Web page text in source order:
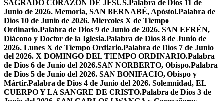
SAGRADO CORAZÓN DE JESÚS.Palabra de Dios 11 de
Junio de 2026. Memoria, SAN BERNABÉ, Apóstol.Palabra de
Dios 10 de Junio de 2026. Miercoles X de Tiempo
Ordinario.Palabra de Dios 9 de Junio de 2026. SAN EFRÉN,
Diácono y Doctor de la Iglesia.Palabra de Dios 8 de Junio de
2026. Lunes X de Tiempo Ordiario.Palabra de Dios 7 de Junio
del 2026. X DOMINGO DEL TIEMPO ORDINARIO.Palabra
de Dios 6 de Junio del 2026.SAN NORBERTO, Obispo.Palabra
de Dios 5 de Junio del 2026. SAN BONIFACIO, Obispo y
Mártir.Palabra de Dios 4 de Junio del 2026. Solemnidad, EL
CUERPO Y LA SANGRE DE CRISTO.Palabra de Dios 3 de